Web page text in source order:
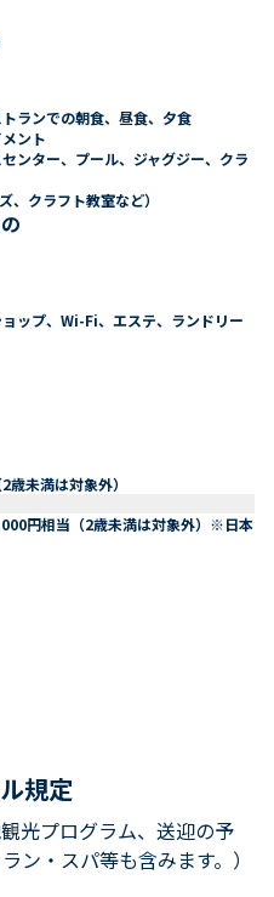
ランでの朝食、昼食、夕食
ント
ンター、プール、ジャグジー、クラ
、クラフト教室など）
ップ、Wi-Fi、エステ、ランドリー
未満は対象外）
円相当（2歳未満は対象外）※日本
規定
光プログラム、送迎の予
ン・スパ等も含みます。）